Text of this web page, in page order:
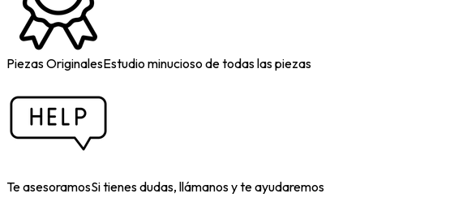
Piezas OriginalesEstudio minucioso de todas las piezas
Te asesoramosSi tienes dudas, llámanos y te ayudaremos